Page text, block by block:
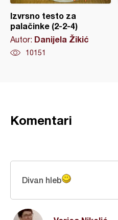
Izvrsno testo za
palačinke (2-2-4)
Autor: Danijela Žikić
10151
Komentari
Divan hleb